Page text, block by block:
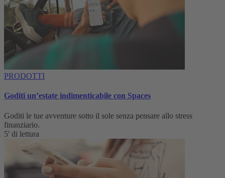
PRODOTTI
Goditi un’estate indimenticabile con Spaces
Goditi le tue avventure sotto il sole senza pensare allo stress
finanziario.
5' di lettura